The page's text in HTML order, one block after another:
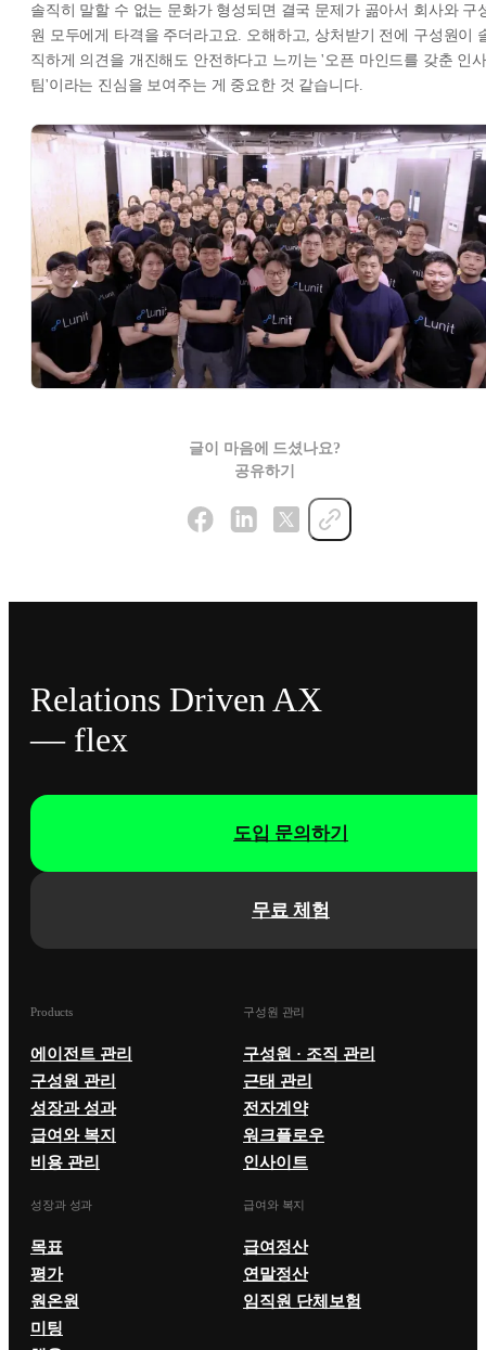
솔직히 말할 수 없는 문화가 형성되면 결국 문제가 곪아서 회사와 구
원 모두에게 타격을 주더라고요. 오해하고, 상처받기 전에 구성원이
직하게 의견을 개진해도 안전하다고 느끼는 '오픈 마인드를 갖춘 인
팀'이라는 진심을 보여주는 게 중요한 것 같습니다.
글이 마음에 드셨나요?
공유하기
Relations Driven AX
— flex
무료 체험
도입 문의하기
Products
에이전트 관리
구성원 관리
성장과 성과
급여와 복지
비용 관리
구성원 관리
구성원 · 조직 관리
근태 관리
전자계약
워크플로우
인사이트
성장과 성과
목표
평가
원온원
미팅
급여와 복지
급여정산
연말정산
임직원 단체보험